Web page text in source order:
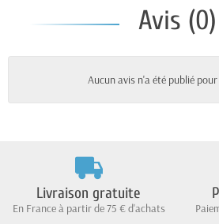
Avis (0)
Aucun avis n'a été publié
Livraison gratuite
En France à partir de 75 € d'achats